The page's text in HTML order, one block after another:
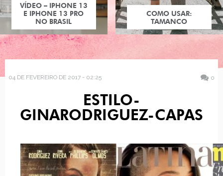
VÍDEO – IPHONE 13
E IPHONE 13 PRO
NO BRASIL
COMO USAR:
TAMANCO
04 DE FEVEREIRO DE 2017 - 02:25 0
ESTILO-
GINARODRIGUEZ-CAPAS